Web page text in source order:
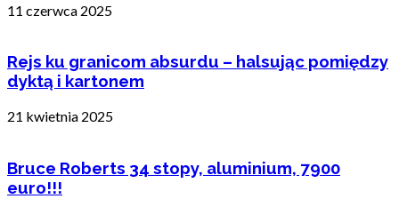
11 czerwca 2025
Rejs ku granicom absurdu – halsując pomiędzy
dyktą i kartonem
21 kwietnia 2025
Bruce Roberts 34 stopy, aluminium, 7900
euro!!!